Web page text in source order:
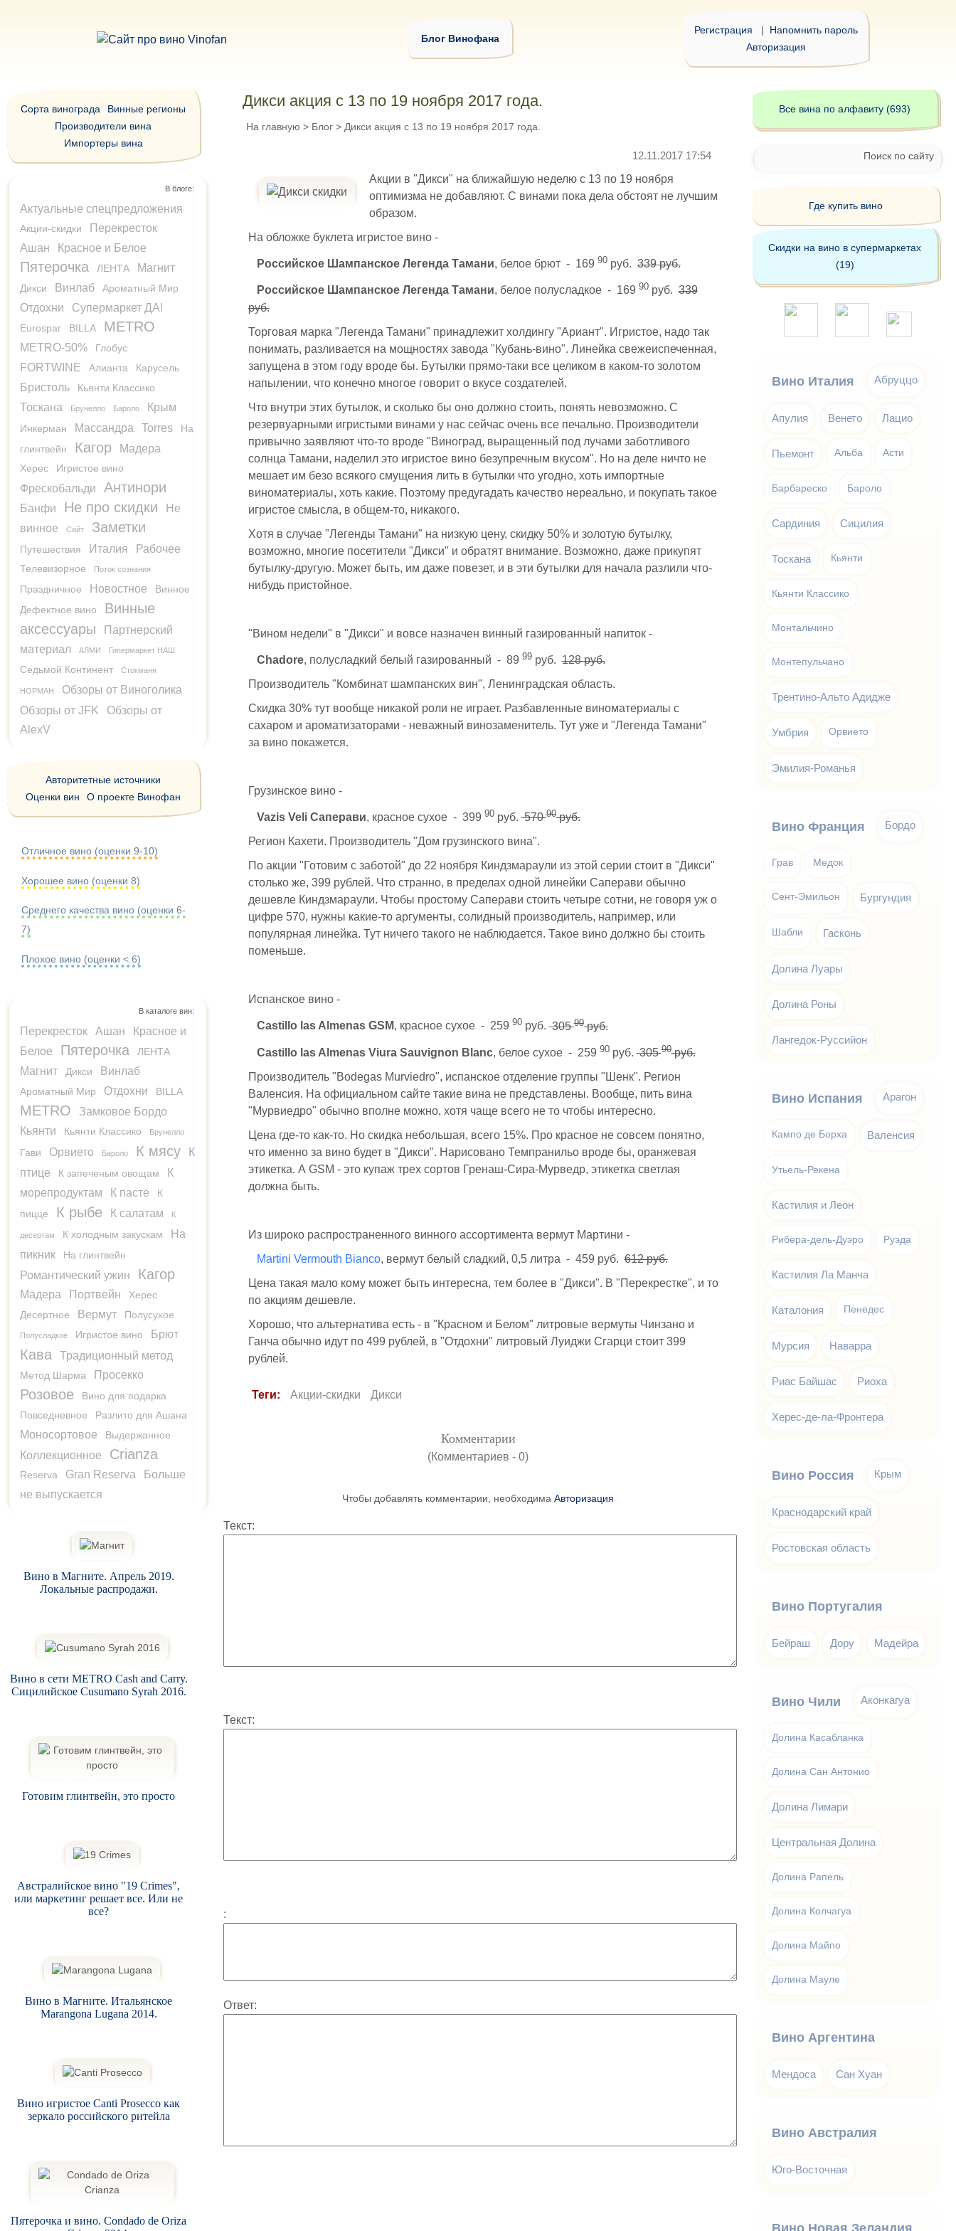
Блог Винофана
Регистрация | Напомнить пароль
Авторизация
Дикси акция с 13 по 19 ноября 2017 года.
На главную > Блог >Дикси акция с 13 по 19 ноября 2017 года.
12.11.2017 17:54
Акции в "Дикси" на ближайшую неделю с 13 по 19 ноября
оптимизма не добавляют. С винами пока дела обстоят не лучшим
образом.
На обложке буклета игристое вино -
Российское Шампанское Легенда Тамани, белое брют - 169 90руб.339 руб.
Российское Шампанское Легенда Тамани, белое полусладкое - 169 90руб.339
руб.
Торговая марка "Легенда Тамани" принадлежит холдингу "Ариант". Игристое, надо так
понимать, разливается на мощностях завода "Кубань-вино". Линейка свежеиспеченная,
запущена в этом году вроде бы. Бутылки прямо-таки все целиком в каком-то золотом
напылении, что конечно многое говорит о вкусе создателей.
Что внутри этих бутылок, и сколько бы оно должно стоить, понять невозможно. С
резервуарными игристыми винами у нас сейчас очень все печально. Производители
привычно заявляют что-то вроде "Виноград, выращенный под лучами заботливого
солнца Тамани, наделил это игристое вино безупречным вкусом". Но на деле ничто не
мешает им безо всякого смущения лить в бутылки что угодно, хоть импортные
виноматериалы, хоть какие. Поэтому предугадать качество нереально, и покупать такое
игристое смысла, в общем-то, никакого.
Хотя в случае "Легенды Тамани" на низкую цену, скидку 50% и золотую бутылку,
возможно, многие посетители "Дикси" и обратят внимание. Возможно, даже прикупят
бутылку-другую. Может быть, им даже повезет, и в эти бутылки для начала разлили что-
нибудь пристойное.
"Вином недели" в "Дикси" и вовсе назначен винный газированный напиток -
Chadore, полусладкий белый газированный - 89 99руб.128 руб.
Производитель "Комбинат шампанских вин", Ленинградская область.
Скидка 30% тут вообще никакой роли не играет. Разбавленные виноматериалы с
сахаром и ароматизаторами - неважный винозаменитель. Тут уже и "Легенда Тамани"
за вино покажется.
Грузинское вино -
Vazis Veli Саперави, красное сухое - 399 90руб.57090руб.
Регион Кахети. Производитель "Дом грузинского вина".
По акции "Готовим с заботой" до 22 ноября Киндзмараули из этой серии стоит в "Дикси"
столько же, 399 рублей. Что странно, в пределах одной линейки Саперави обычно
дешевле Киндзмараули. Чтобы простому Саперави стоить четыре сотни, не говоря уж о
цифре 570, нужны какие-то аргументы, солидный производитель, например, или
популярная линейка. Тут ничего такого не наблюдается. Такое вино должно бы стоить
поменьше.
Испанское вино -
Castillo las Almenas GSM, красное сухое - 259 90руб.30590руб.
Castillo las Almenas Viura Sauvignon Blanc, белое сухое - 259 90руб.30590руб.
Производитель "Bodegas Murviedro", испанское отделение группы "Шенк". Регион
Валенсия. На официальном сайте такие вина не представлены. Вообще, пить вина
"Мурвиедро" обычно вполне можно, хотя чаще всего не то чтобы интересно.
Цена где-то как-то. Но скидка небольшая, всего 15%. Про красное не совсем понятно,
что именно за вино будет в "Дикси". Нарисовано Темпранильо вроде бы, оранжевая
этикетка. А GSM - это купаж трех сортов Гренаш-Сира-Мурведр, этикетка светлая
должна быть.
Из широко распространенного винного ассортимента вермут Мартини -
Martini Vermouth Bianco, вермут белый сладкий, 0,5 литра - 459 руб.612 руб.
Цена такая мало кому может быть интересна, тем более в "Дикси". В "Перекрестке", и то
по акциям дешевле.
Хорошо, что альтернатива есть - в "Красном и Белом" литровые вермуты Чинзано и
Ганча обычно идут по 499 рублей, в "Отдохни" литровый Луиджи Сгарци стоит 399
рублей.
Теги: Акции-скидки Дикси
Комментарии
(Комментариев - 0)
Чтобы добавлять комментарии, необходима Авторизация
Текст:
Текст:
:
Ответ:
Сорта винограда
Винные регионы
Производители вина
Импортеры вина
В блоге:
Актуальные спецпредложения
Акции-скидки
Перекресток
Ашан
Красное и Белое
Пятерочка ЛЕНТА Магнит
Дикси Винлаб Ароматный Мир
Отдохни Супермаркет ДА!
Eurospar BILLA METRO
METRO-50% Глобус
FORTWINE Алианта Карусель
Бристоль Кьянти Классико
Тоскана Брунелло Бароло Крым
Инкерман Массандра Torres
На
глинтвейн
Кагор Мадера
Херес Игристое вино
Фрескобальди Антинори
Банфи Не про скидки
Не
винное
Сайт Заметки
Путешествия Италия Рабочее
Телевизорное Поток сознания
Праздничное Новостное
Винное
Дефектное вино
Винные
аксессуары
Партнерский
материал
АЛМИ Гипермаркет НАШ
Седьмой Континент Стокманн
НОРМАН
Обзоры от Виноголика
Обзоры от JFK
Обзоры от
AlexV
Авторитетные источники
Оценки вин
О проекте Винофан
Отличное вино (оценки 9-10)
Хорошее вино (оценки 8)
Среднего качества вино (оценки 6-
7)
Плохое вино (оценки < 6)
В каталоге вин:
Перекресток Ашан
Красное и
Белое
Пятерочка ЛЕНТА
Магнит Дикси Винлаб
Ароматный Мир Отдохни BILLA
METRO
Замковое Бордо
Кьянти
Кьянти Классико Брунелло
Гави Орвието Бароло К мясу
К
птице
К запеченым овощам
К
морепродуктам
К пасте
К
пицце
К рыбе К салатам К
десертам К холодным закускам
На
пикник
На глинтвейн
Романтический ужин Кагор
Мадера Портвейн
Херес
Десертное
Вермут Полусухое
Полусладкое Игристое вино Брют
Кава Традиционный метод
Метод Шарма Просекко
Розовое
Вино для подарка
Повседневное
Разлито для Ашана
Моносортовое Выдержанное
Коллекционное Crianza
Reserva Gran Reserva
Больше
не выпускается
Вино в Магните. Апрель 2019.
Локальные распродажи.
Вино в сети METRO Cash and Carry.
Сицилийское Cusumano Syrah 2016.
Готовим глинтвейн, это просто
Австралийское вино "19 Crimes",
или маркетинг решает все. Или не
все?
Вино в Магните. Итальянское
Marangona Lugana 2014.
Вино игристое Canti Prosecco как
зеркало российского ритейла
Пятерочка и вино. Condado de Oriza
Все вина по алфавиту (693)
Поиск по сайту
Где купить вино
Скидки на вино в супермаркетах
(19)
Вино Италия Абруццо
Апулия Венето Лацио
Пьемонт Альба Асти
Барбареско Бароло
Сардиния Сицилия
Тоскана Кьянти
Кьянти Классико
Монтальчино
Монтепульчано
Трентино-Альто Адидже
Умбрия Орвието
Эмилия-Романья
Вино Франция Бордо
Грав Медок
Сент-Эмильон Бургундия
Шабли Гасконь
Долина Луары
Долина Роны
Лангедок-Руссийон
Вино Испания Арагон
Кампо де Борха Валенсия
Утьель-Рекена
Кастилия и Леон
Рибера-дель-Дуэро Руэда
Кастилия Ла Манча
Каталония Пенедес
Мурсия Наварра
Риас Байшас Риоха
Херес-де-ла-Фронтера
Вино Россия Крым
Краснодарский край
Ростовская область
Вино Португалия
Бейраш Дору Мадейра
Вино Чили Аконкагуа
Долина Касабланка
Долина Сан Антонио
Долина Лимари
Центральная Долина
Долина Рапель
Долина Колчагуа
Долина Майпо
Долина Мауле
Вино Аргентина
Мендоса Сан Хуан
Вино Австралия
Юго-Восточная
Вино Новая Зеландия